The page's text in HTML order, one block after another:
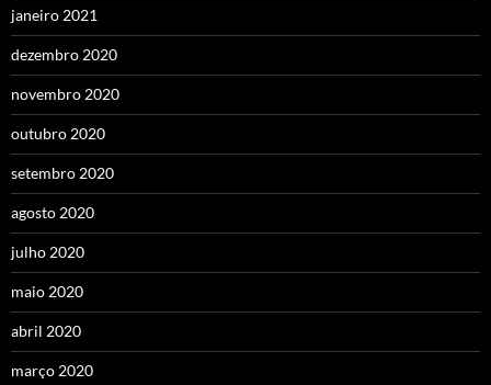
janeiro 2021
dezembro 2020
novembro 2020
outubro 2020
setembro 2020
agosto 2020
julho 2020
maio 2020
abril 2020
março 2020